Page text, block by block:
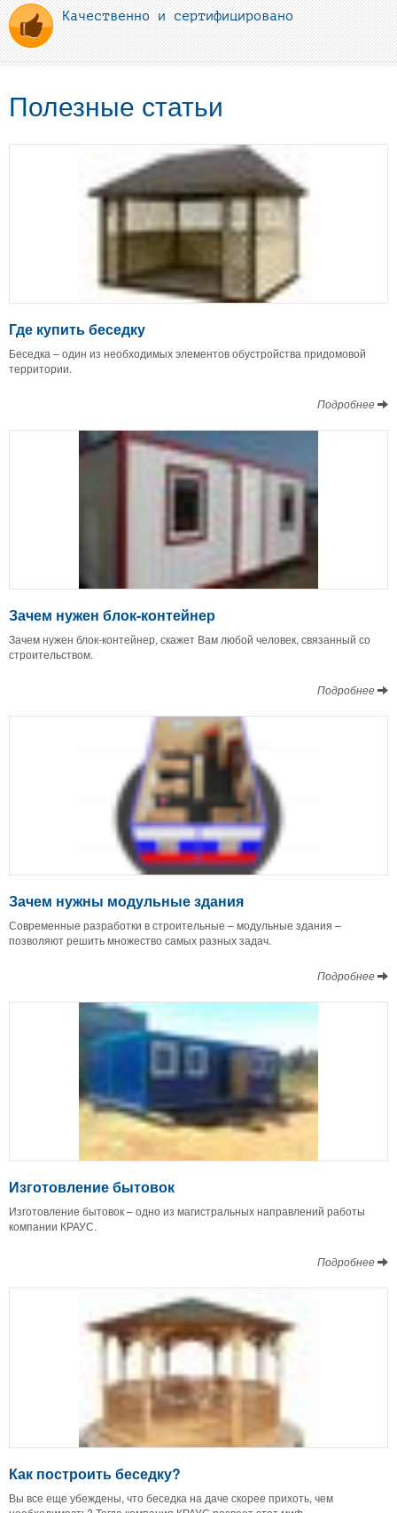
Качественно и сертифицировано
Полезные статьи
Где купить беседку
Беседка – один из необходимых элементов обустройства придомовой
территории.
Подробнее
Зачем нужен блок-контейнер
Зачем нужен блок-контейнер, скажет Вам любой человек, связанный со
строительством.
Подробнее
Зачем нужны модульные здания
Современные разработки в строительные – модульные здания –
позволяют решить множество самых разных задач.
Подробнее
Изготовление бытовок
Изготовление бытовок – одно из магистральных направлений работы
компании КРАУС.
Подробнее
Как построить беседку?
Вы все еще убеждены, что беседка на даче скорее прихоть, чем